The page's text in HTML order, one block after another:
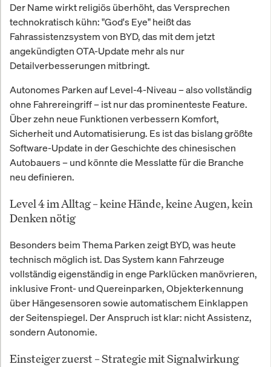
Der Name wirkt religiös überhöht, das Versprechen
technokratisch kühn: "God's Eye" heißt das
Fahrassistenzsystem von BYD, das mit dem jetzt
angekündigten OTA-Update mehr als nur
Detailverbesserungen mitbringt.
Autonomes Parken auf Level-4-Niveau – also vollständig
ohne Fahrereingriff – ist nur das prominenteste Feature.
Über zehn neue Funktionen verbessern Komfort,
Sicherheit und Automatisierung. Es ist das bislang größte
Software-Update in der Geschichte des chinesischen
Autobauers – und könnte die Messlatte für die Branche
neu definieren.
Level 4 im Alltag – keine Hände, keine Augen, kein
Denken nötig
Besonders beim Thema Parken zeigt BYD, was heute
technisch möglich ist. Das System kann Fahrzeuge
vollständig eigenständig in enge Parklücken manövrieren,
inklusive Front- und Quereinparken, Objekterkennung
über Hängesensoren sowie automatischem Einklappen
der Seitenspiegel. Der Anspruch ist klar: nicht Assistenz,
sondern Autonomie.
Einsteiger zuerst – Strategie mit Signalwirkung